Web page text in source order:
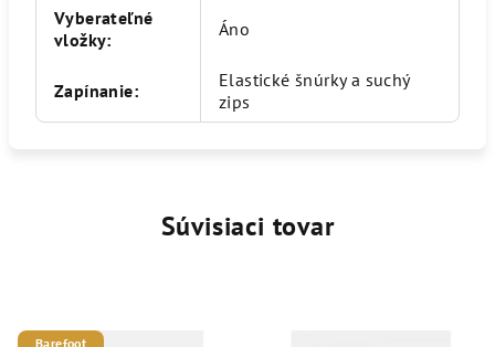
Vyberateľné
vložky: Áno
Zapínanie:
Elastické šnúrky a suchý
zips
Súvisiaci tovar
Barefoot